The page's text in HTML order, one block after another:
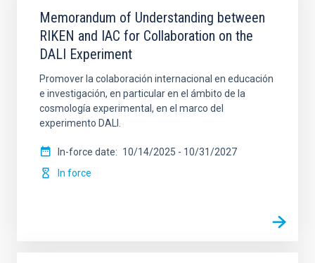
Memorandum of Understanding between
RIKEN and IAC for Collaboration on the
DALI Experiment
Promover la colaboración internacional en educación
e investigación, en particular en el ámbito de la
cosmología experimental, en el marco del
experimento DALI.
In-force date 10/14/2025 - 10/31/2027
In force